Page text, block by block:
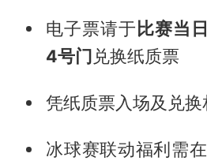
电子票请于 比赛当日
4号门 兑换纸质票
凭纸质票入场及兑换
冰球赛联动福利需